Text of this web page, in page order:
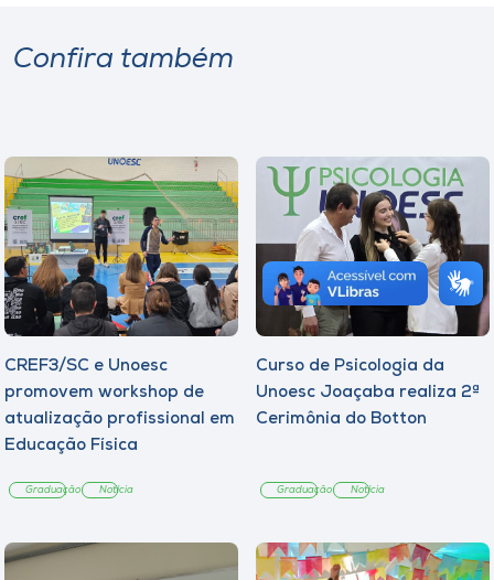
Confira também
CREF3/SC e Unoesc
promovem workshop de
atualização profissional em
Educação Física
Graduação Notícia
Curso de Psicologia da
Unoesc Joaçaba realiza 2ª
Cerimônia do Botton
Graduação Notícia